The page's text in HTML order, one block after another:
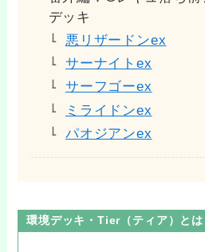
デッキ
悪リザードンex
サーナイトex
サーフゴーex
ミライドンex
パオジアンex
環境デッキ・Tier（ティア）とは